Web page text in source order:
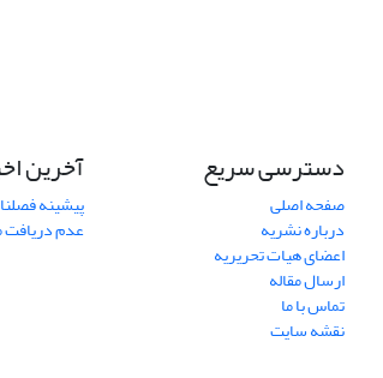
دسترسی سریع
صفحه اصلی
درباره نشریه
اعضای هیات تحریریه
ارسال مقاله
تماس با ما
نقشه سایت
آخرین
پیشینه
عدم دریافت